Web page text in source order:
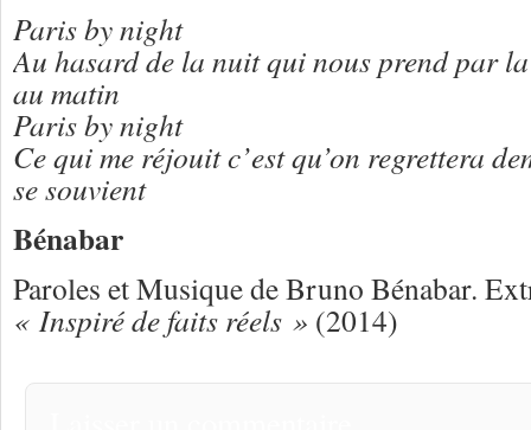
Paris by night
Au hasard de la nuit qui nous prend par
au matin
Paris by night
Ce qui me réjouit c’est qu’on regrettera
se souvient
Bénabar
Paroles et Musique de Bruno Bénabar.
« Inspiré de faits réels » (2014)